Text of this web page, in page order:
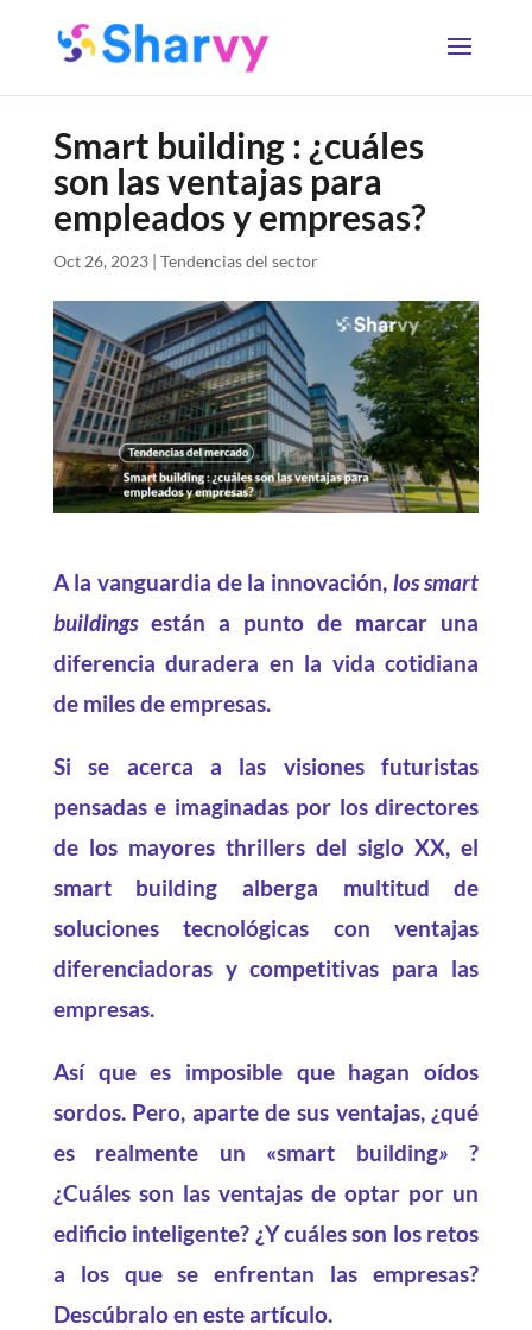
Smart building : ¿cuáles
son las ventajas para
empleados y empresas?
Oct 26, 2023| Tendencias del sector
A la vanguardia de la innovación, los smart
buildings están a punto de marcar una
diferencia duradera en la vida cotidiana
de miles de empresas.
Si se acerca a las visiones futuristas
pensadas e imaginadas por los directores
de los mayores thrillers del siglo XX, el
smart building alberga multitud de
soluciones tecnológicas con ventajas
diferenciadoras y competitivas para las
empresas.
Así que es imposible que hagan oídos
sordos. Pero, aparte de sus ventajas, ¿qué
es realmente un «smart building»?
¿Cuáles son las ventajas de optar por un
edificio inteligente? ¿Y cuáles son los retos
a los que se enfrentan las empresas?
Descúbralo en este artículo.